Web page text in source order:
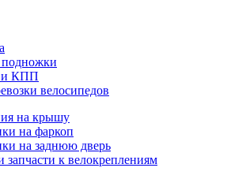
и КПП
велосипедов
на крышу
на фаркоп
на заднюю дверь
запчасти к велокреплениям